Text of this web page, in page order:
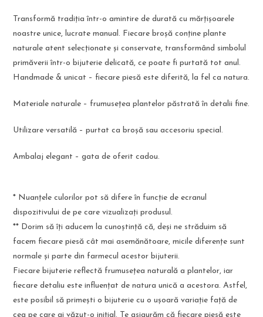
Transformă tradiția într-o amintire de durată cu mărțișoarele
noastre unice, lucrate manual. Fiecare broșă conține plante
naturale atent selecționate și conservate, transformând simbolul
primăverii într-o bijuterie delicată, ce poate fi purtată tot anul.
Handmade & unicat – fiecare piesă este diferită, la fel ca natura.
Materiale naturale – frumusețea plantelor păstrată în detalii fine.
Utilizare versatilă – purtat ca broșă sau accesoriu special.
Ambalaj elegant – gata de oferit cadou.
* Nuanțele culorilor pot să difere în funcție de ecranul
dispozitivului de pe care vizualizați produsul.
** Dorim să îți aducem la cunoștință că, deși ne străduim să
facem fiecare piesă cât mai asemănătoare, micile diferențe sunt
normale și parte din farmecul acestor bijuterii.
Fiecare bijuterie reflectă frumusețea naturală a plantelor, iar
fiecare detaliu este influențat de natura unică a acestora. Astfel,
este posibil să primești o bijuterie cu o ușoară variație față de
cea pe care ai văzut-o inițial. Te asigurăm că fiecare piesă este